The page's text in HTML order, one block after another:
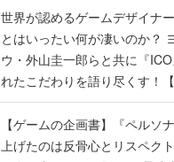
世界が認めるゲームデザイナ
とはいったい何が凄いのか？
ウ・外山圭一郎らと共に『
れたこだわりを語り尽くす！
画書】
【ゲームの企画書】『ペルソ
上げたのは反骨心とリスペク